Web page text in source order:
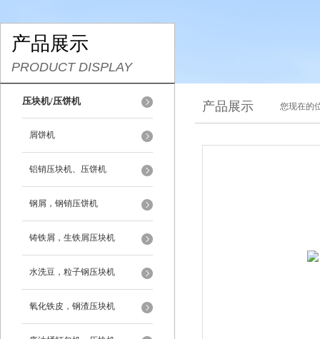
产品展示
PRODUCT DISPLAY
压块机/压饼机
屑饼机
铝销压块机、压饼机
钢屑，钢销压饼机
铸铁屑，生铁屑压块机
水洗豆，粒子钢压块机
氧化铁皮，钢渣压块机
产品展示 您现在的